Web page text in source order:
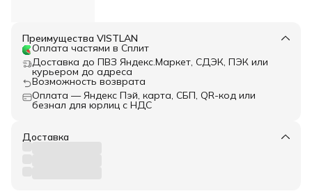
Преимущества VISTLAN
Оплата частями в Сплит
Доставка до ПВЗ Яндекс.Маркет, СДЭК, ПЭК или
курьером до адреса
Возможность возврата
Оплата — Яндекс Пэй, карта, СБП, QR-код или
безнал для юрлиц с НДС
Доставка